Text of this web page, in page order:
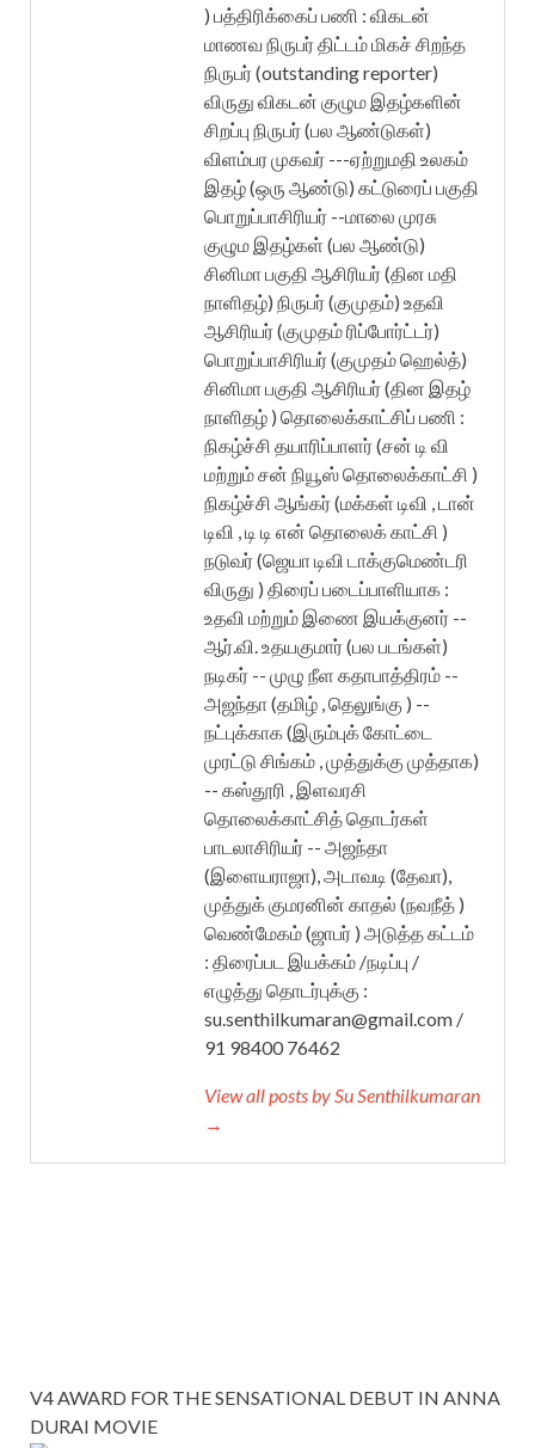
) பத்திரிக்கைப் பணி : விகடன்
மாணவ நிருபர் திட்டம் மிகச் சிறந்த
நிருபர் (outstanding reporter)
விருது விகடன் குழும இதழ்களின்
சிறப்பு நிருபர் (பல ஆண்டுகள்)
விளம்பர முகவர் ---ஏற்றுமதி உலகம்
இதழ் (ஒரு ஆண்டு) கட்டுரைப் பகுதி
பொறுப்பாசிரியர் --மாலை முரசு
குழும இதழ்கள் (பல ஆண்டு)
சினிமா பகுதி ஆசிரியர் (தின மதி
நாளிதழ்) நிருபர் (குமுதம்) உதவி
ஆசிரியர் (குமுதம் ரிப்போர்ட்டர்)
பொறுப்பாசிரியர் (குமுதம் ஹெல்த்)
சினிமா பகுதி ஆசிரியர் (தின இதழ்
நாளிதழ் ) தொலைக்காட்சிப் பணி :
நிகழ்ச்சி தயாரிப்பாளர் (சன் டி வி
மற்றும் சன் நியூஸ் தொலைக்காட்சி )
நிகழ்ச்சி ஆங்கர் (மக்கள் டிவி , டான்
டிவி , டி டி என் தொலைக் காட்சி )
நடுவர் (ஜெயா டிவி டாக்குமெண்டரி
விருது ) திரைப் படைப்பாளியாக :
உதவி மற்றும் இணை இயக்குனர் --
ஆர்.வி. உதயகுமார் (பல படங்கள்)
நடிகர் -- முழு நீள கதாபாத்திரம் --
அஜந்தா (தமிழ் , தெலுங்கு ) --
நட்புக்காக (இரும்புக் கோட்டை
முரட்டு சிங்கம் , முத்துக்கு முத்தாக)
-- கஸ்தூரி , இளவரசி
தொலைக்காட்சித் தொடர்கள்
பாடலாசிரியர் -- அஜந்தா
(இளையராஜா), அடாவடி (தேவா),
முத்துக் குமரனின் காதல் (நவநீத் )
வெண்மேகம் (ஜாபர் ) அடுத்த கட்டம்
: திரைப்பட இயக்கம் /நடிப்பு /
எழுத்து தொடர்புக்கு :
su.senthilkumaran@gmail.com /
91 98400 76462
View all posts by Su Senthilkumaran
→
V4 AWARD FOR THE SENSATIONAL DEBUT IN ANNA
DURAI MOVIE